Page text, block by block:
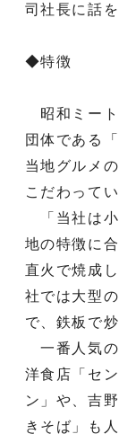
司社長に話を
◆特徴
昭和ミート
団体である
当地グルメ
こだわって
「当社は小
地の特徴に
直火で焼成
社では大型
で、鉄板で
一番人気の
洋食店「セ
ン」や、吉
きそば」も人